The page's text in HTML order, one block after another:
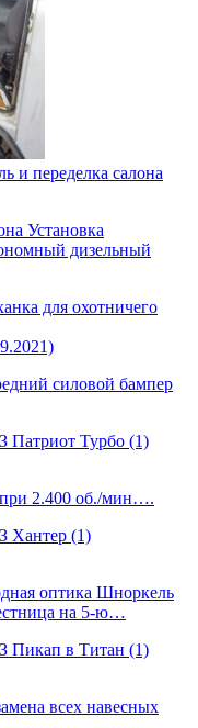
и переделка салона
Установка
дизельный
силовой бампер
2.400 об./мин….
оптика Шноркель
на 5-ю…
всех навесных